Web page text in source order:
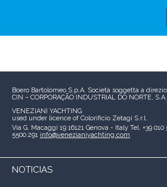
Boero Bartolomeo S.p.A. Società soggetta a
CIN – CORPORAÇÃO INDUSTRIAL DO NORTE, S.A.
VENEZIANI YACHTING
used under licence of Colorificio Zetagi S.r.l.
Via G. Macaggi 19 16121 Genova - Italy Tel. +39 010
5500.291 info@venezianiyachting.com
NOTICIAS